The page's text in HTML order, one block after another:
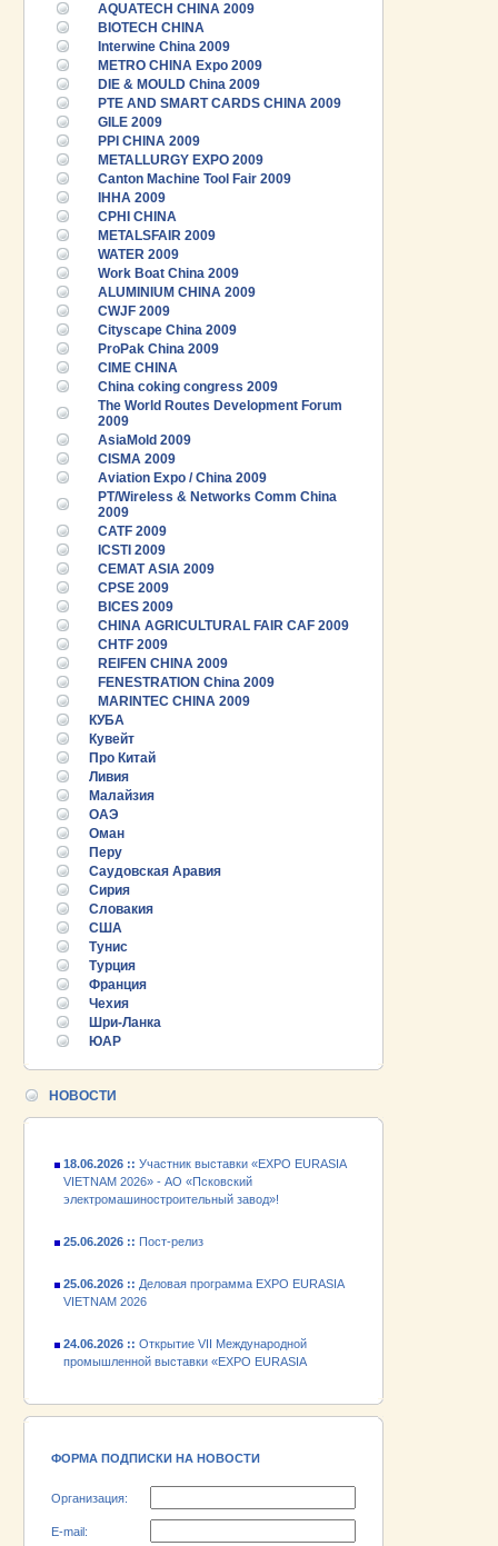
AQUATECH CHINA 2009
BIOTECH CHINA
Interwine China 2009
METRO CHINA Expo 2009
DIE & MOULD China 2009
PTE AND SMART CARDS CHINA 2009
GILE 2009
PPI CHINA 2009
METALLURGY EXPO 2009
Canton Machine Tool Fair 2009
IHHA 2009
CPHI CHINA
METALSFAIR 2009
WATER 2009
Work Boat China 2009
ALUMINIUM CHINA 2009
CWJF 2009
Cityscape China 2009
ProPak China 2009
CIME CHINA
China coking congress 2009
The World Routes Development Forum
2009
AsiaMold 2009
CISMA 2009
Aviation Expo / China 2009
PT/Wireless & Networks Comm China
2009
CATF 2009
ICSTI 2009
CEMAT ASIA 2009
CPSE 2009
BICES 2009
CHINA AGRICULTURAL FAIR CAF 2009
CHTF 2009
REIFEN CHINA 2009
FENESTRATION China 2009
MARINTEC CHINA 2009
КУБА
Кувейт
Про Китай
Ливия
Малайзия
ОАЭ
Оман
Перу
Саудовская Аравия
Сирия
Словакия
США
Тунис
Турция
Франция
Чехия
Шри-Ланка
ЮАР
НОВОСТИ
25.06.2026 ::
25.06.2026 ::Деловая программа EXPO EURASIA
VIETNAM 2026
промышленной выставки «EXPO EURASIA
VIETNAM 2026»
электромашиностроительный завод»!
25.06.2026 ::Пост-релиз
25.06.2026 :: Деловая программа EXPO EURASIA
24.06.2026 ::Открытие VII Международной
VIETNAM 2026»
VIETNAM 2026» - АО «Псковский
ФОРМА ПОДПИСКИ НА НОВОСТИ
Организация:
E-mail: